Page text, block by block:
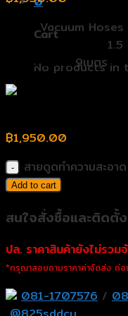
Cart
No products in
Type:Vacuum Hoses
1.5
ความยาวสาย:9เมตร
฿1,950.00
สายดูดทำความสะอ
Add to cart
สนใจสั่งซื้อและติดตั้
ปล. ราคาสินค้ายังไม่รวม
*กรุณาสอบถามราคาค่าจัดส่ง ก่อ
081-1707576 /